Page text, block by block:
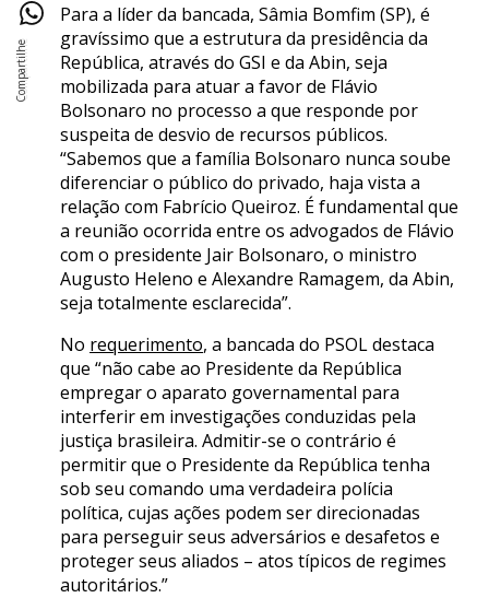
Para a líder da bancada, Sâmia Bomfim (SP), é
gravíssimo que a estrutura da presidência da
República, através do GSI e da Abin, seja
mobilizada para atuar a favor de Flávio
Bolsonaro no processo a que responde por
suspeita de desvio de recursos públicos.
“Sabemos que a família Bolsonaro nunca soube
diferenciar o público do privado, haja vista a
relação com Fabrício Queiroz. É fundamental que
a reunião ocorrida entre os advogados de Flávio
com o presidente Jair Bolsonaro, o ministro
Augusto Heleno e Alexandre Ramagem, da Abin,
seja totalmente esclarecida”.
No requerimento, a bancada do PSOL destaca
que “não cabe ao Presidente da República
empregar o aparato governamental para
interferir em investigações conduzidas pela
justiça brasileira. Admitir-se o contrário é
permitir que o Presidente da República tenha
sob seu comando uma verdadeira polícia
política, cujas ações podem ser direcionadas
para perseguir seus adversários e desafetos e
proteger seus aliados – atos típicos de regimes
autoritários.”